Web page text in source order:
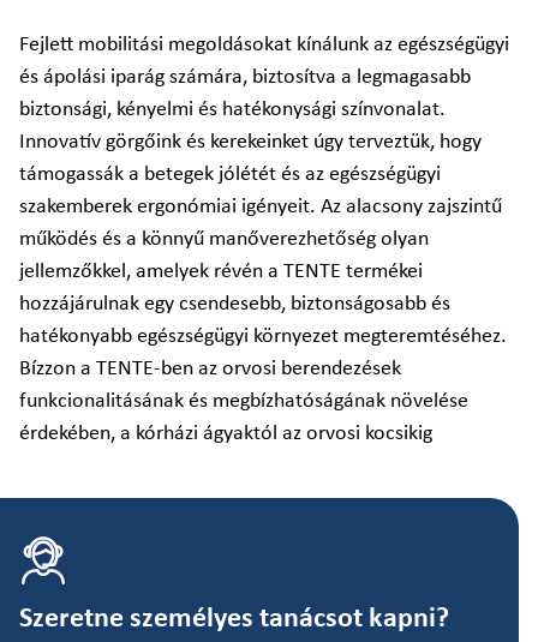
Fejlett mobilitási megoldásokat kínálunk az egészségügyi
és ápolási iparág számára, biztosítva a legmagasabb
biztonsági, kényelmi és hatékonysági színvonalat.
Innovatív görgőink és kerekeinket úgy terveztük, hogy
támogassák a betegek jólétét és az egészségügyi
szakemberek ergonómiai igényeit. Az alacsony zajszintű
működés és a könnyű manőverezhetőség olyan
jellemzőkkel, amelyek révén a TENTE termékei
hozzájárulnak egy csendesebb, biztonságosabb és
hatékonyabb egészségügyi környezet megteremtéséhez.
Bízzon a TENTE-ben az orvosi berendezések
funkcionalitásának és megbízhatóságának növelése
érdekében, a kórházi ágyaktól az orvosi kocsikig
Szeretne személyes tanácsot kapni?